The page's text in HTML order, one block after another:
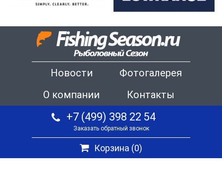
Новости
Фотогалерея
О компании
Контакты
+7 (499) 398 22 54
Заказать обратный звонок
Корзина (0)